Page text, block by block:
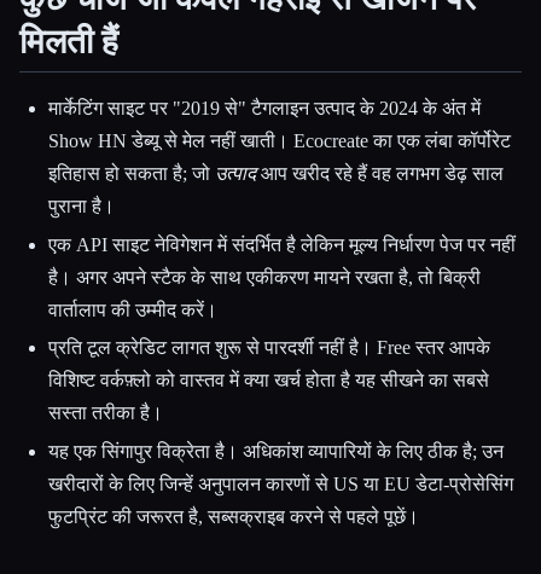
मिलती हैं
मार्केटिंग साइट पर "2019 से" टैगलाइन उत्पाद के 2024 के अंत में
Show HN डेब्यू से मेल नहीं खाती। Ecocreate का एक लंबा कॉर्पोरेट
इतिहास हो सकता है; जो उत्पादआप खरीद रहे हैं वह लगभग डेढ़ साल
पुराना है।
एक API साइट नेविगेशन में संदर्भित है लेकिन मूल्य निर्धारण पेज पर नहीं
है। अगर अपने स्टैक के साथ एकीकरण मायने रखता है, तो बिक्री
वार्तालाप की उम्मीद करें।
प्रति टूल क्रेडिट लागत शुरू से पारदर्शी नहीं है। Free स्तर आपके
विशिष्ट वर्कफ़्लो को वास्तव में क्या खर्च होता है यह सीखने का सबसे
सस्ता तरीका है।
यह एक सिंगापुर विक्रेता है। अधिकांश व्यापारियों के लिए ठीक है; उन
खरीदारों के लिए जिन्हें अनुपालन कारणों से US या EU डेटा-प्रोसेसिंग
फुटप्रिंट की जरूरत है, सब्सक्राइब करने से पहले पूछें।